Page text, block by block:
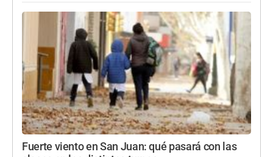
Fuerte viento en San Juan: qué pasará con las